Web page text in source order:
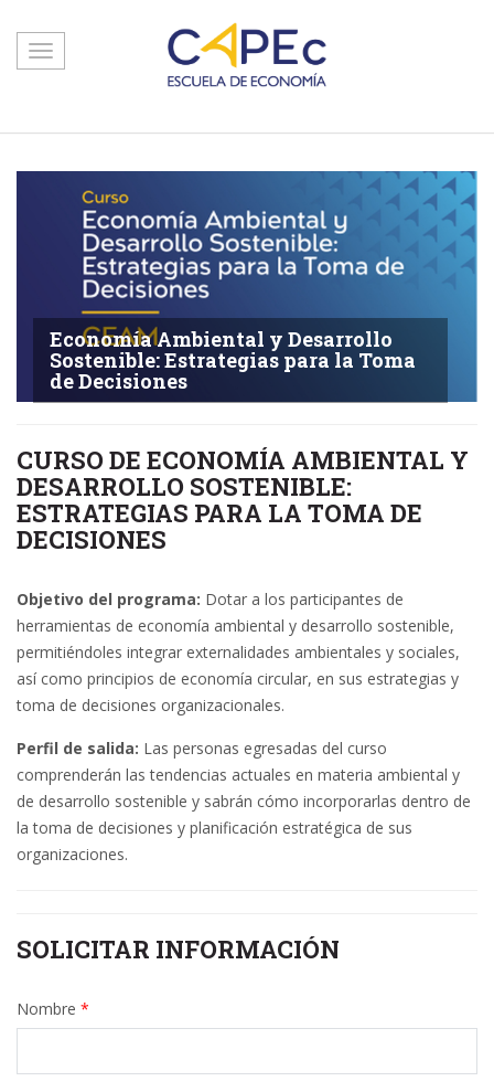
Toggle
Economía Ambiental y Desarrollo
Sostenible: Estrategias para la Toma
de Decisiones
CURSO DE ECONOMÍA AMBIENTAL Y
DESARROLLO SOSTENIBLE:
ESTRATEGIAS PARA LA TOMA DE
DECISIONES
Objetivo del programa: Dotar a los participantes de
herramientas de economía ambiental y desarrollo sostenible,
permitiéndoles integrar externalidades ambientales y sociales,
así como principios de economía circular, en sus estrategias y
toma de decisiones organizacionales.
Perfil de salida: Las personas egresadas del curso
comprenderán las tendencias actuales en materia ambiental y
de desarrollo sostenible y sabrán cómo incorporarlas dentro de
la toma de decisiones y planificación estratégica de sus
organizaciones.
SOLICITAR INFORMACIÓN
Nombre *